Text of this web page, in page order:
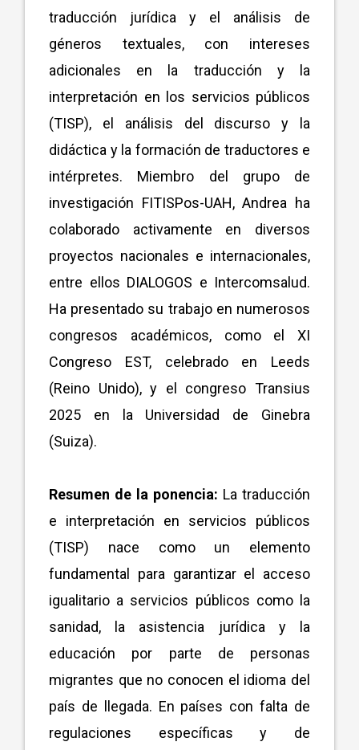
traducción jurídica y el análisis de
géneros textuales, con intereses
adicionales en la traducción y la
interpretación en los servicios públicos
(TISP), el análisis del discurso y la
didáctica y la formación de traductores e
intérpretes. Miembro del grupo de
investigación FITISPos-UAH, Andrea ha
colaborado activamente en diversos
proyectos nacionales e internacionales,
entre ellos DIALOGOS e Intercomsalud.
Ha presentado su trabajo en numerosos
congresos académicos, como el XI
Congreso EST, celebrado en Leeds
(Reino Unido), y el congreso Transius
2025 en la Universidad de Ginebra
(Suiza).
Resumen de la ponencia: La traducción
e interpretación en servicios públicos
(TISP) nace como un elemento
fundamental para garantizar el acceso
igualitario a servicios públicos como la
sanidad, la asistencia jurídica y la
educación por parte de personas
migrantes que no conocen el idioma del
país de llegada. En países con falta de
regulaciones específicas y de